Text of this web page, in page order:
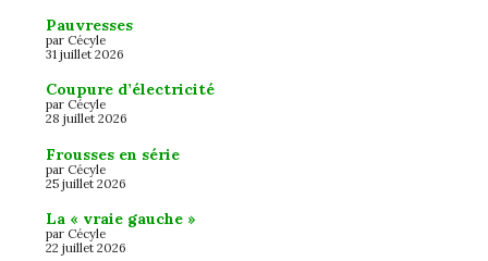
Pauvresses
par Cécyle
31 juillet 2026
Coupure d’électricité
par Cécyle
28 juillet 2026
Frousses en série
par Cécyle
25 juillet 2026
La « vraie gauche »
par Cécyle
22 juillet 2026